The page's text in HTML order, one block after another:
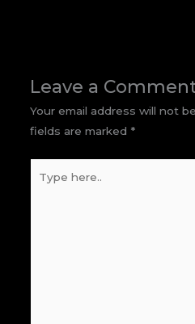
Leave a
Your email address will not
fields are marked *
here..